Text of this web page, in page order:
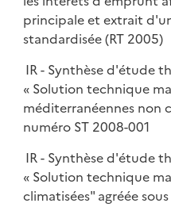
principale et extrait
standardisée (RT 2005)
IR - Synthèse d'étude
« Solution technique
méditerranéennes non
numéro ST 2008-001
IR - Synthèse d'étude
« Solution technique
climatisées" agréée